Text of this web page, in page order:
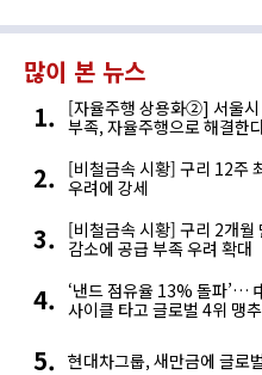
많이 본 뉴스
[자율주행 상용화②] 서울시
부족, 자율주행으로 해결한
[비철금속 시황] 구리 12주
우려에 강세
[비철금속 시황] 구리 2개
감소에 공급 부족 우려 확대
‘낸드 점유율 13% 돌파’…
사이클 타고 글로벌 4위 맹
현대차그룹, 새만금에 글로